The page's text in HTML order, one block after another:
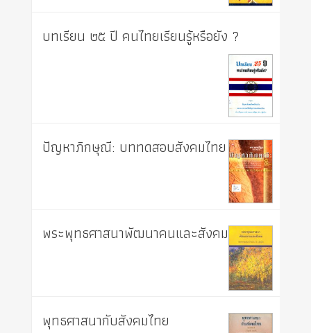
บทเรียน ๒๕ ปี คนไทยเรียนรู้หรือยัง ?
ปัญหาภิกษุณี: บททดสอบสังคมไทย
พระพุทธศาสนาพัฒนาคนและสังคม
พุทธศาสนากับสังคมไทย